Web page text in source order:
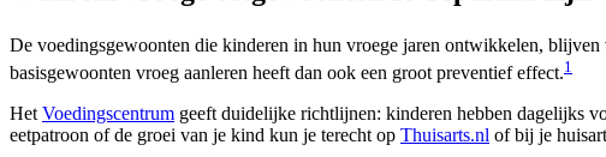
De voedingsgewoonten die kinderen in hun vroege jaren ontwikkelen, blijven
basisgewoonten vroeg aanleren heeft dan ook een groot preventief effect.1
Het Voedingscentrum geeft duidelijke richtlijnen: kinderen hebben dagelijks
eetpatroon of de groei van je kind kun je terecht op Thuisarts.nl of bij je